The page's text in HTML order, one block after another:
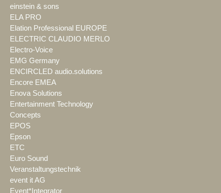
einstein & sons
ELA PRO
Elation Professional EUROPE
ELECTRIC CLAUDIO MERLO
Electro-Voice
EMG Germany
ENCIRCLED audio.solutions
Encore EMEA
Enova Solutions
Entertainment Technology
Concepts
EPOS
Epson
ETC
Euro Sound
Veranstaltungstechnik
event it AG
Event*Integrator